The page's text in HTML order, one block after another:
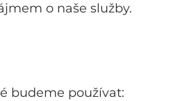
o naše služby.
budeme používat: